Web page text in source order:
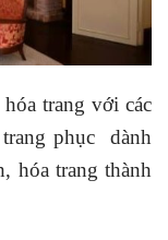
trang với các
phục dành
hóa trang thành